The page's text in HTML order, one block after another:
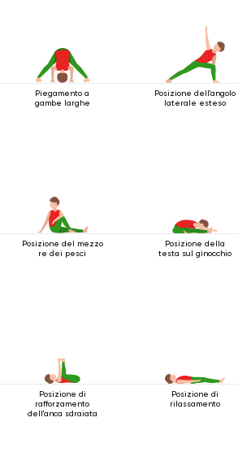
Piegamento a
gambe larghe
Posizione dell'angolo
laterale esteso
Posizione del mezzo
re dei pesci
Posizione della
testa sul ginocchio
Posizione di
rafforzamento
dell'anca sdraiata
Posizione di
rilassamento